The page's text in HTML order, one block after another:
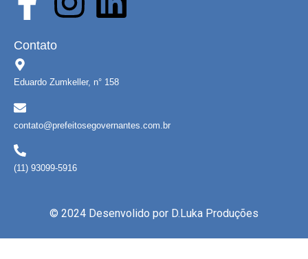
Contato
Eduardo Zumkeller, n° 158
contato@prefeitosegovernantes.com.br
(11) 93099-5916
© 2024 Desenvolido por D.Luka Produções